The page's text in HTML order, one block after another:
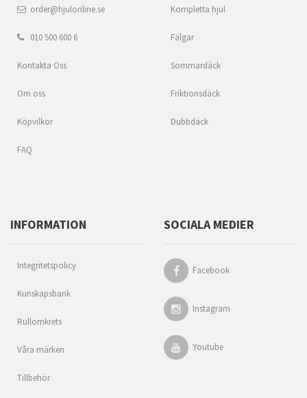
order@hjulonline.se
010 500 600 6
Kontakta Oss
Om oss
Köpvilkor
FAQ
Kompletta hjul
Fälgar
Sommardäck
Friktionsdäck
Dubbdäck
INFORMATION
Integritetspolicy
Kunskapsbank
Rullomkrets
Våra märken
Tillbehör
SOCIALA MEDIER
Facebook
Instagram
Youtube